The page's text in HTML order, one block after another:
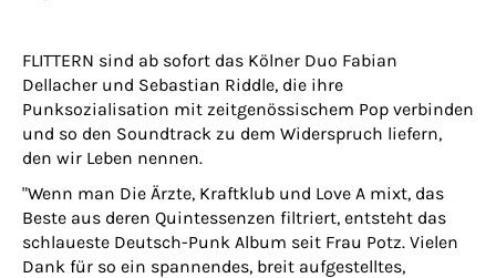
FLITTERN sind ab sofort das Kölner Duo Fabian
Dellacher und Sebastian Riddle, die ihre
Punksozialisation mit zeitgenössischem Pop verbinden
und so den Soundtrack zu dem Widerspruch liefern,
den wir Leben nennen.
"Wenn man Die Ärzte, Kraftklub und Love A mixt, das
Beste aus deren Quintessenzen filtriert, entsteht das
schlaueste Deutsch-Punk Album seit Frau Potz. Vielen
Dank für so ein spannendes, breit aufgestelltes,